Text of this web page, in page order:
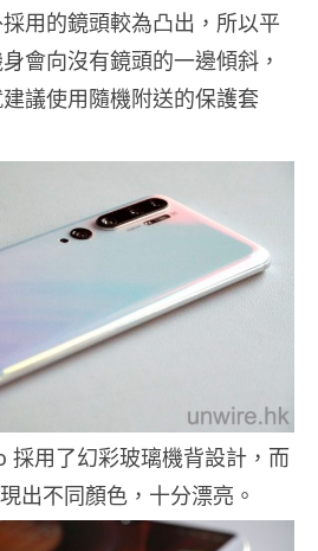
用的鏡頭較為凸出，所以平
會向沒有鏡頭的一邊傾斜，
議使用隨機附送的保護套
用了幻彩玻璃機背設計，而
出不同顏色，十分漂亮。